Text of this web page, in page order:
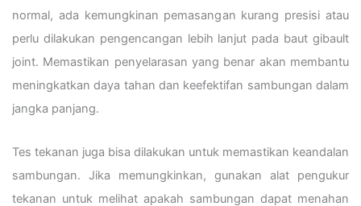
normal, ada kemungkinan pemasangan kurang presisi atau
perlu dilakukan pengencangan lebih lanjut pada baut gibault
joint. Memastikan penyelarasan yang benar akan membantu
meningkatkan daya tahan dan keefektifan sambungan dalam
jangka panjang.
Tes tekanan juga bisa dilakukan untuk memastikan keandalan
sambungan. Jika memungkinkan, gunakan alat pengukur
tekanan untuk melihat apakah sambungan dapat menahan